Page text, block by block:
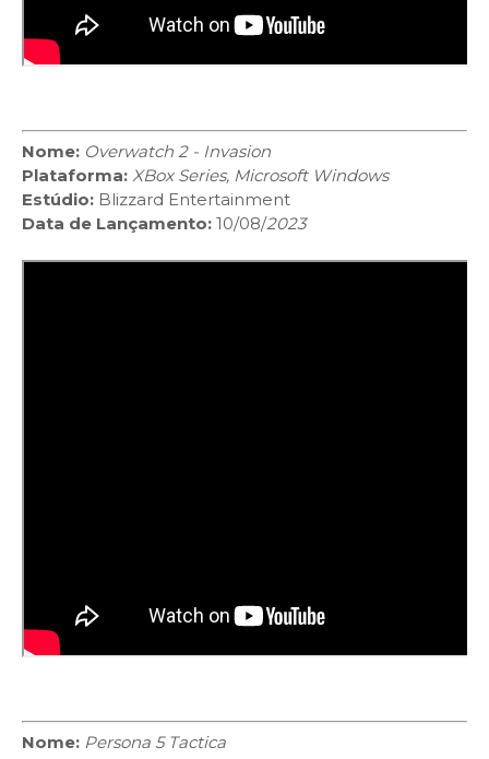
Nome: Overwatch 2 - Invasion
Plataforma: XBox Series, Microsoft Windows
Estúdio: Blizzard Entertainment
Data de Lançamento: 10/08/2023
Nome: Persona 5 Tactica